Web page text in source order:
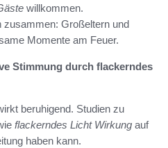
willkommen.
zusammen: Großeltern und
Momente am Feuer.
Stimmung durch flackerndes
beruhigend. Studien zu
flackerndes Licht Wirkung auf
haben kann.